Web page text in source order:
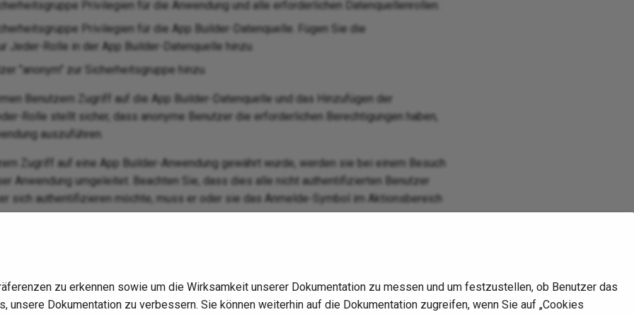
Privilegien für die Anwendung und alle erforderlichen Datenquellenrollen.
Privilegien für die App Builder-Datenquelle. Fügen Sie die
Jeder-Rolle in der App Builder-Datenquelle hinzu.
"anonym" zur Sicherheitsgruppe hinzu.
Benutzern Zugriff auf die App Builder-Datenquelle und das Hinzufügen der
Rolle stellt sicher, dass anonyme Benutzer die erforderlichen Berechtigungen haben,
auszuführen.
Zugriff auf eine App Builder-Anwendung gewährt wurde, werden sie bei einem Besuch
Anwendung umgeleitet. Beachten Sie, dass dies alle nicht authentifizierten Benutzer
sich authentifizieren möchte, muss er oder sie das Anmelde-Symbol im Aktionsbereich
Nächste
Hide errors from users
zu erkennen sowie um die Wirksamkeit unserer Dokumentation zu messen und um festzustellen, ob Benutzer das
unsere Dokumentation zu verbessern. Sie können weiterhin auf die Dokumentation zugreifen, wenn Sie auf „Cookies